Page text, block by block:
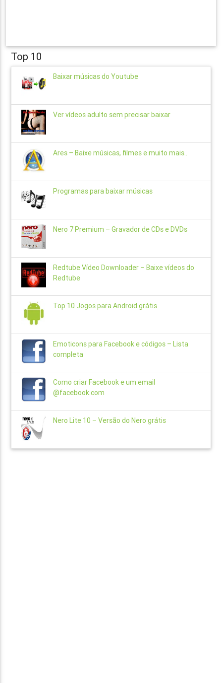
Top 10
Baixar músicas do Youtube
Ver vídeos adulto sem precisar baixar
Ares – Baixe músicas, filmes e muito mais..
Programas para baixar músicas
Nero 7 Premium – Gravador de CDs e DVDs
Redtube Vídeo Downloader – Baixe vídeos do
Redtube
Top 10 Jogos para Android grátis
Emoticons para Facebook e códigos – Lista
completa
Como criar Facebook e um email
@facebook.com
Nero Lite 10 – Versão do Nero grátis